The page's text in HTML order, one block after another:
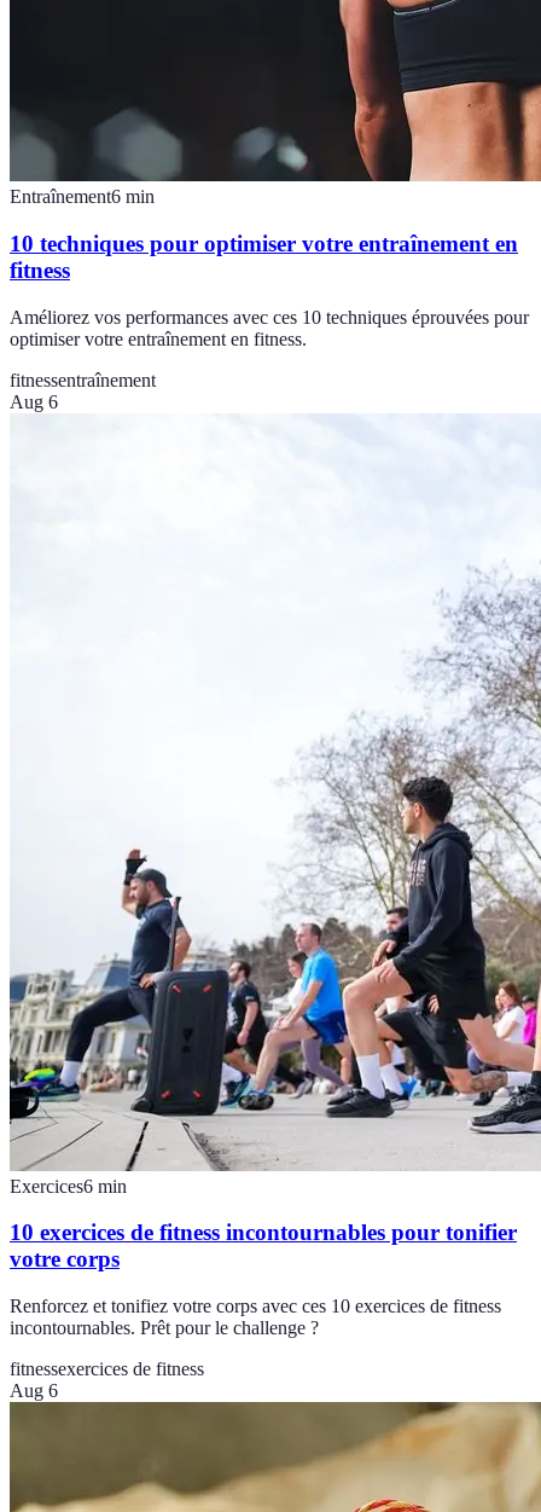
Entraînement6 min
10 techniques pour optimiser votre entraînement en
fitness
Améliorez vos performances avec ces 10 techniques éprouvées pour
optimiser votre entraînement en fitness.
fitnessentraînement
Aug 6
Exercices6 min
10 exercices de fitness incontournables pour tonifier
votre corps
Renforcez et tonifiez votre corps avec ces 10 exercices de fitness
incontournables. Prêt pour le challenge ?
fitnessexercices de fitness
Aug 6